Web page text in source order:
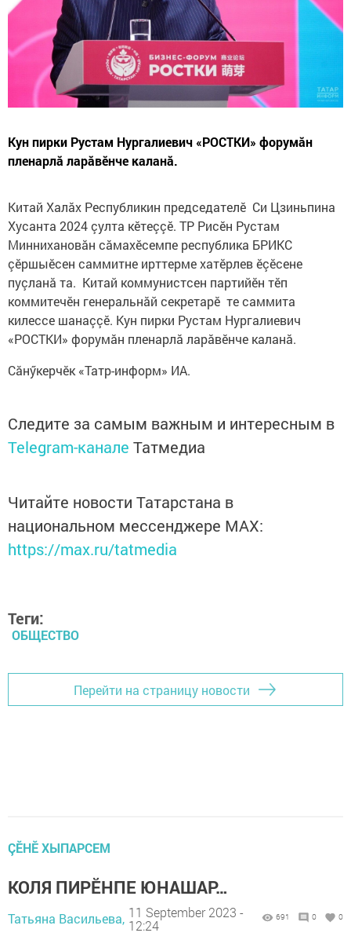
Кун пирки Рустам Нургалиевич «РОСТКИ» форумăн
пленарлă ларăвӗнче каланă.
Китай Халăх Республикин председателӗ Си Цзиньпина
Хусанта 2024 çулта кӗтеççӗ. ТР Рисӗн Рустам
Миннихановăн сăмахӗсемпе республика БРИКС
çӗршыӗсен саммитне ирттерме хатӗрлев ӗçӗсене
пуçланă та. Китай коммунистсен партийӗн тӗп
коммитечӗн генеральнăй секретарӗ те саммита
килессе шанаççӗ. Кун пирки Рустам Нургалиевич
«РОСТКИ» форумăн пленарлă ларăвӗнче каланă.
Сăнӳкерчӗк «Татр-информ» ИА.
Следите за самым важным и интересным в
Telegram-канале Татмедиа
Читайте новости Татарстана в
национальном мессенджере MАХ:
https://max.ru/tatmedia
Теги:
ОБЩЕСТВО
Перейти на страницу новости
ÇӖНӖ ХЫПАРСЕМ
КОЛЯ ПИРӖНПЕ ЮНАШАР…
Татьяна Васильева, 11 September 2023 -
12:24
691 0 0